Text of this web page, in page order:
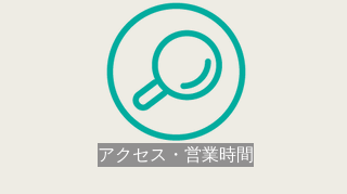
アクセス・営業時間